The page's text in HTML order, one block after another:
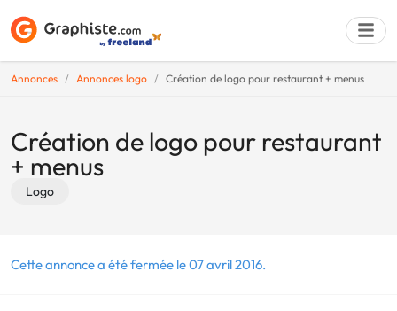
Annonces Annonces logo Création de logo pour restaurant + menus
Création de logo pour restaurant
+ menus
Logo
Cette annonce a été fermée le 07 avril 2016.